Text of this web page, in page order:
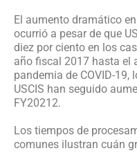
El aumento dramático
ocurrió a pesar de que
diez por ciento en los
año fiscal 2017 hasta el
pandemia de COVID-
USCIS han seguido
FY20212.
Los tiempos de
comunes ilustran cuán